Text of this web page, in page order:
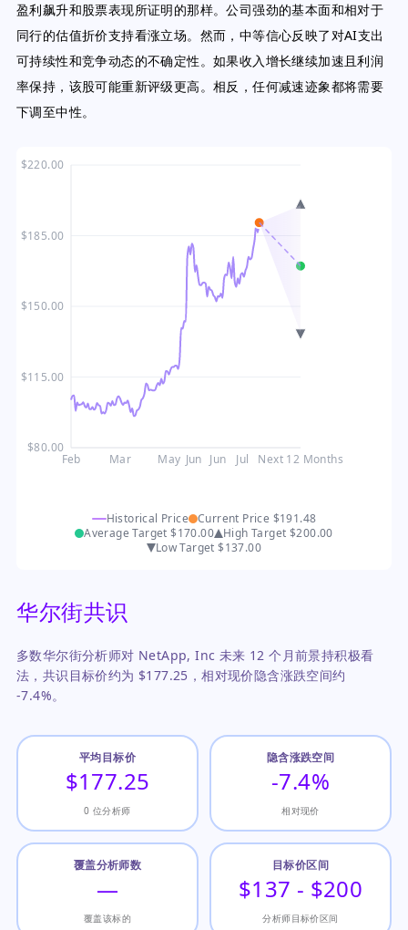
盈利飙升和股票表现所证明的那样。公司强劲的基本面和相对于
同行的估值折价支持看涨立场。然而，中等信心反映了对AI支出
可持续性和竞争动态的不确定性。如果收入增长继续加速且利润
率保持，该股可能重新评级更高。相反，任何减速迹象都将需要
下调至中性。
$80.00
$115.00
$150.00
$185.00
$220.00
Feb Mar May Jun Jun Jul Next 12 Months
Historical Price Current Price $191.48
Average Target$170.00 High Target $200.00
Low Target$137.00
华尔街共识
多数华尔街分析师对 NetApp, Inc 未来 12 个月前景持积极看
法，共识目标价约为 $177.25，相对现价隐含涨跌空间约
-7.4%。
平均目标价
$177.25
0 位分析师
隐含涨跌空间
-7.4%
相对现价
覆盖分析师数
—
覆盖该标的
目标价区间
$137 - $200
分析师目标价区间